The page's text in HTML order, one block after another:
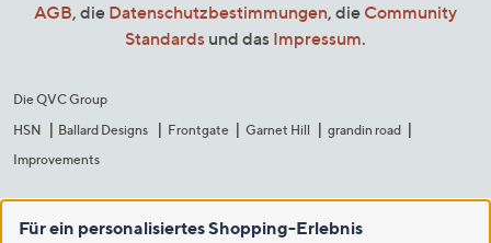
AGB, die Datenschutzbestimmungen, die Community
Standards und das Impressum.
Die QVC Group
HSN
Ballard Designs Frontgate Garnet Hill
grandin road
Improvements
Für ein personalisiertes Shopping-Erlebnis